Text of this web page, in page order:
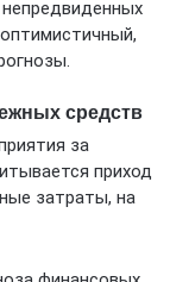
средств
за
приход
затраты, на